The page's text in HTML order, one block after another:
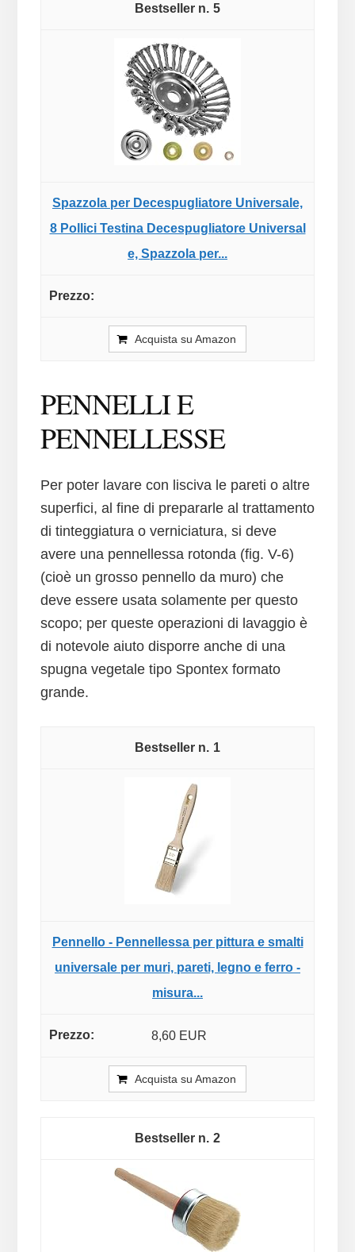
5
Spazzola per Decespugliatore Universale,
8 Pollici Testina Decespugliatore Universal
e, Spazzola per...
Acquista su Amazon
PENNELLI E
PENNELLESSE
Per poter lavare con lisciva le pareti o altre
superfici, al fine di prepararle al trattamento
di tinteggiatura o verniciatura, si deve
avere una pennellessa rotonda (fig. V-6)
(cioè un grosso pennello da muro) che
deve essere usata solamente per questo
scopo; per queste operazioni di lavaggio è
di notevole aiuto disporre anche di una
spugna vegetale tipo Spontex formato
grande.
1
Pennello - Pennellessa per pittura e smalti
universale per muri, pareti, legno e ferro -
misura...
8,60 EUR
Acquista su Amazon
2